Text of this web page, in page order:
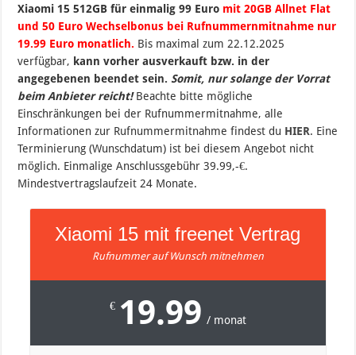
Xiaomi 15 512GB für einmalig 99 Euro mit 20GB Allnet Flat
und 50 Euro Wechselbonus bei Rufnummernmitnahme nur
19.99 Euro monatlich. Bis maximal zum 22.12.2025
verfügbar, kann vorher ausverkauft bzw. in der
angegebenen beendet sein. Somit, nur solange der Vorrat
beim Anbieter reicht!Beachte bitte mögliche
Einschränkungen bei der Rufnummermitnahme, alle
Informationen zur Rufnummermitnahme findest du HIER. Eine
Terminierung (Wunschdatum) ist bei diesem Angebot nicht
möglich. Einmalige Anschlussgebühr 39.99,-€.
Mindestvertragslaufzeit 24 Monate.
Xiaomi 15 mit freenet Vertrag
Rufnummer auf Wunsch mitnehmen
€ 19.99 / monat